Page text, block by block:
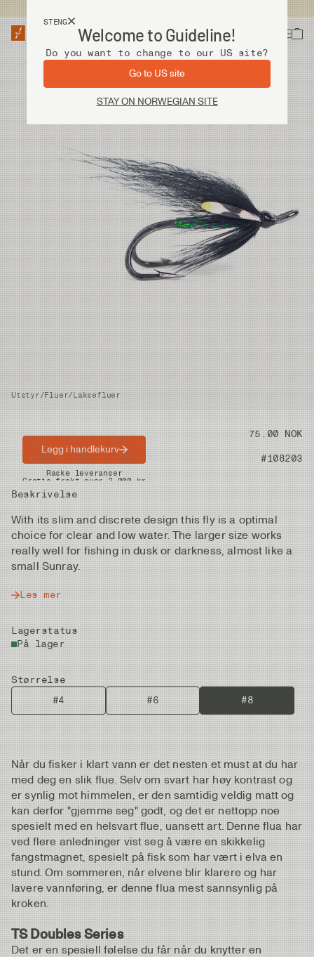
STENG
Welcome to Guideline!
Do you want to change to our US site?
Go to US site
STAY ON NORWEGIAN SITE
Utstyr/Fluer/Laksefluer
Pris 75.00 NOK
Artikkelnummer #108203
Beskrivelse
With its slim and discrete design this fly is a optimal
choice for clear and low water. The larger size works
really well for fishing in dusk or darkness, almost like a
small Sunray.
Les mer
Lagerstatus
På lager
Størrelse
#4
#6 #8
Legg i handlekurv
Raske leveranser
Gratis frakt over 2.000 kr
Når du fisker i klart vann er det nesten et must at du har
med deg en slik flue. Selv om svart har høy kontrast og
er synlig mot himmelen, er den samtidig veldig matt og
kan derfor "gjemme seg" godt, og det er nettopp noe
spesielt med en helsvart flue, uansett art. Denne flua har
ved flere anledninger vist seg å være en skikkelig
fangstmagnet, spesielt på fisk som har vært i elva en
stund. Om sommeren, når elvene blir klarere og har
lavere vannføring, er denne flua mest sannsynlig på
kroken.
TS Doubles Series
Det er en spesiell følelse du får når du knytter en